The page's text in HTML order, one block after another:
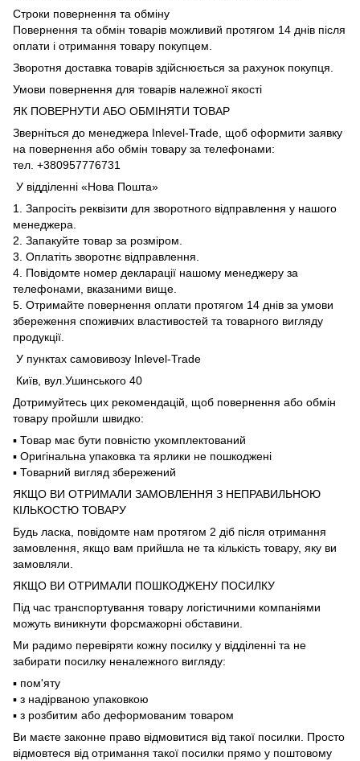
Строки повернення та обміну
Повернення та обмін товарів можливий протягом 14 днів після
оплати і отримання товару покупцем.
Зворотня доставка товарів здійснюється за рахунок покупця.
Умови повернення для товарів належної якості
ЯК ПОВЕРНУТИ АБО ОБМІНЯТИ ТОВАР
Зверніться до менеджера Inlevel-Trade, щоб оформити заявку
на повернення або обмін товару за телефонами:
тел. +380957776731
У відділенні «Нова Пошта»
1. Запросіть реквізити для зворотного відправлення у нашого
менеджера.
2. Запакуйте товар за розміром.
3. Оплатіть зворотнє відправлення.
4. Повідомте номер декларації нашому менеджеру за
телефонами, вказаними вище.
5. Отримайте повернення оплати протягом 14 днів за умови
збереження споживчих властивостей та товарного вигляду
продукції.
У пунктах самовивозу Inlevel-Trade
Київ, вул.Ушинського 40
Дотримуйтесь цих рекомендацій, щоб повернення або обмін
товару пройшли швидко:
▪️ Товар має бути повністю укомплектований
▪️ Оригінальна упаковка та ярлики не пошкоджені
▪️ Товарний вигляд збережений
ЯКЩО ВИ ОТРИМАЛИ ЗАМОВЛЕННЯ З НЕПРАВИЛЬНОЮ
КІЛЬКОСТЮ ТОВАРУ
Будь ласка, повідомте нам протягом 2 діб після отримання
замовлення, якщо вам прийшла не та кількість товару, яку ви
замовляли.
ЯКЩО ВИ ОТРИМАЛИ ПОШКОДЖЕНУ ПОСИЛКУ
Під час транспортування товару логістичними компаніями
можуть виникнути форсмажорні обставини.
Ми радимо перевіряти кожну посилку у відділенні та не
забирати посилку неналежного вигляду:
▪️ пом'яту
▪️ з надірваною упаковкою
▪️ з розбитим або деформованим товаром
Ви маєте законне право відмовитися від такої посилки. Просто
відмовтеся від отримання такої посилки прямо у поштовому